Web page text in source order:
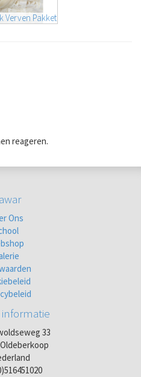
Verven Pakket
reageren.
Ons
33